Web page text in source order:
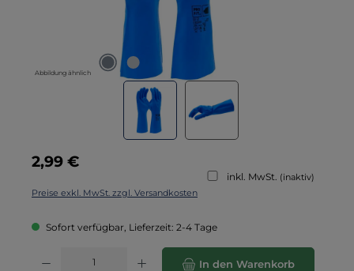
Abbildung ähnlich
Regulärer Preis:
2,99 €
inkl. MwSt. (inaktiv)
Preise exkl. MwSt. zzgl. Versandkosten
Sofort verfügbar, Lieferzeit: 2-4 Tage
Produkt Anzahl: Gib den gewünschten Wert ein oder benutze die
In den Warenkorb